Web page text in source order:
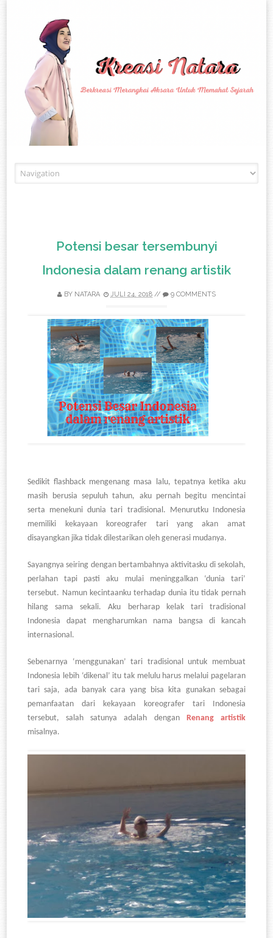
Potensi besar tersembunyi
Indonesia dalam renang artistik
BY NATARA JULI 24, 2018 // 9 COMMENTS
Sedikit flashback mengenang masa lalu, tepatnya ketika aku
masih berusia sepuluh tahun, aku pernah begitu mencintai
serta menekuni dunia tari tradisional. Menurutku Indonesia
memiliki kekayaan koreografer tari yang akan amat
disayangkan jika tidak dilestarikan oleh generasi mudanya.
Sayangnya seiring dengan bertambahnya aktivitasku di sekolah,
perlahan tapi pasti aku mulai meninggalkan ‘dunia tari’
tersebut. Namun kecintaanku terhadap dunia itu tidak pernah
hilang sama sekali. Aku berharap kelak tari tradisional
Indonesia dapat mengharumkan nama bangsa di kancah
internasional.
Sebenarnya ‘menggunakan’ tari tradisional untuk membuat
Indonesia lebih ‘dikenal’ itu tak melulu harus melalui pagelaran
tari saja, ada banyak cara yang bisa kita gunakan sebagai
pemanfaatan dari kekayaan koreografer tari Indonesia
tersebut, salah satunya adalah dengan Renang artistik
misalnya.